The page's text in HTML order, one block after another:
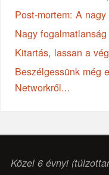
Post-mortem: A
Nagy
Kitartás, lassan a
Beszélgessünk még
Networkről...
Közel 6 évnyi